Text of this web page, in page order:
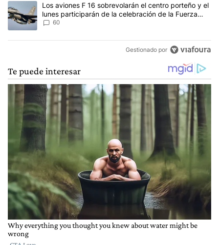
Un artículo de tendencia con el título "Los aviones F 16
Los aviones F 16 sobrevolarán el centro porteño y el
lunes participarán de la celebración de la Fuerza
Aérea
60
Gestionado por